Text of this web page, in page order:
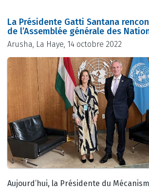
La Présidente Gatti Santana
de l’Assemblée générale des
Arusha, La Haye, 14 octobre 2022
Aujourd’hui, la Présidente du